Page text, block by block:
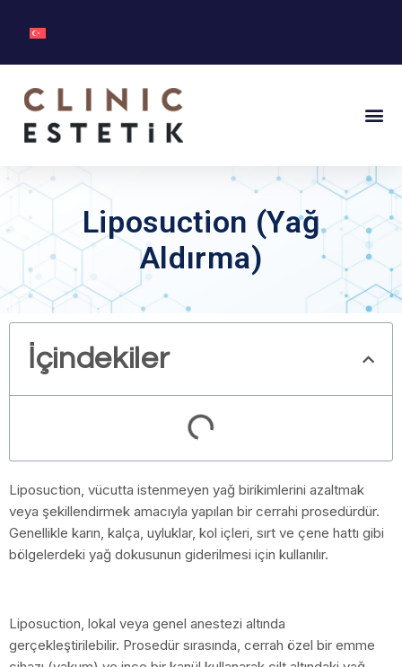
Liposuction (Yağ
Aldırma)
İçindekiler
Liposuction, vücutta istenmeyen yağ birikimlerini azaltmak
veya şekillendirmek amacıyla yapılan bir cerrahi prosedürdür.
Genellikle karın, kalça, uyluklar, kol içleri, sırt ve çene hattı gibi
bölgelerdeki yağ dokusunun giderilmesi için kullanılır.
Liposuction, lokal veya genel anestezi altında
gerçekleştirilebilir. Prosedür sırasında, cerrah özel bir emme